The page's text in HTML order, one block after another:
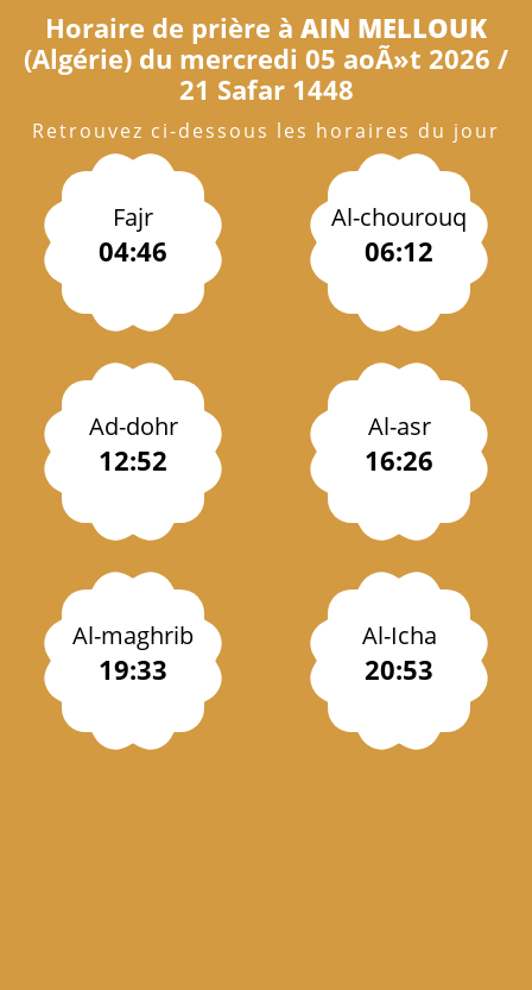
Horaire de prière à AIN MELLOUK
(Algérie) du mercredi 05 aoÃ»t 2026 /
21 Safar 1448
Retrouvez ci-dessous les horaires du jour
Fajr
04:46
Al-chourouq
06:12
Ad-dohr
12:52
Al-asr
16:26
Al-maghrib
19:33
Al-Icha
20:53